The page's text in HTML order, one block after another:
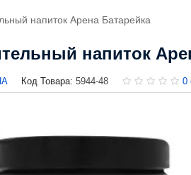
напиток Арена Батарейка
напиток
Код Товара: 5944-48 0